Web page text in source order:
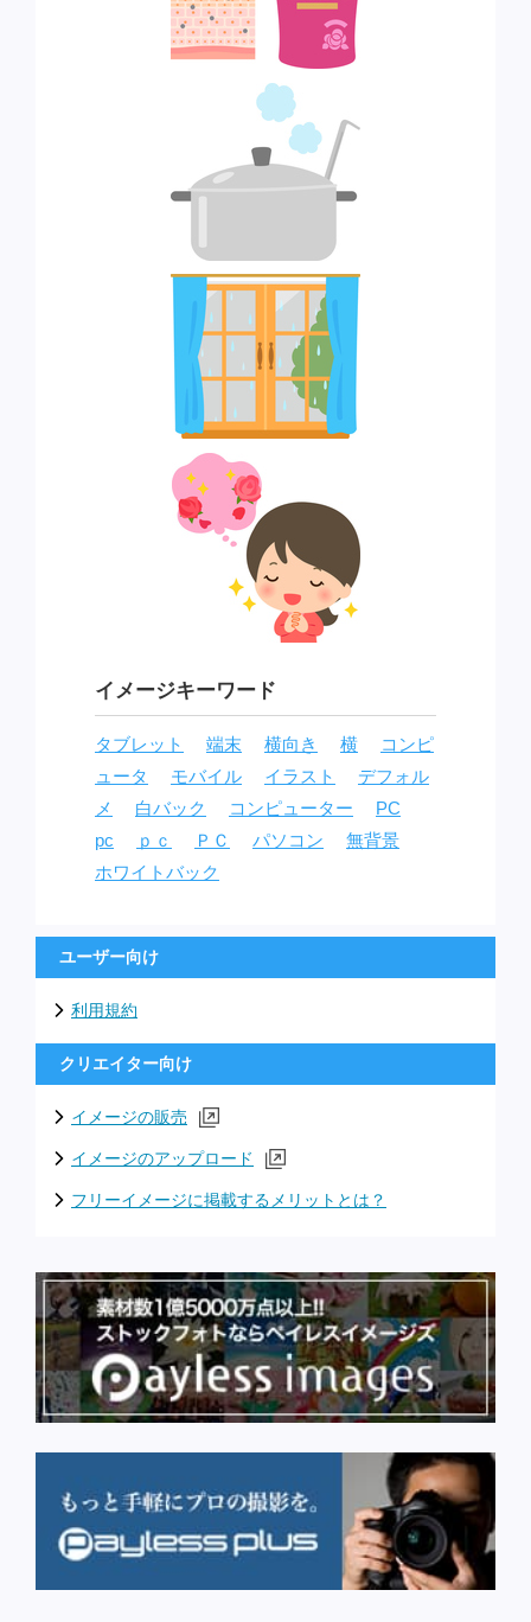
イメージキーワード
タブレット 端末 横向き 横
コンピ
ュータ
モバイル イラスト
デフォル
メ
白バック コンピューター
PC
pc
ｐｃ ＰＣ パソコン
無背景
ホワイトバック
ユーザー向け
利用規約
クリエイター向け
イメージの販売
イメージのアップロード
フリーイメージに掲載するメリットとは？